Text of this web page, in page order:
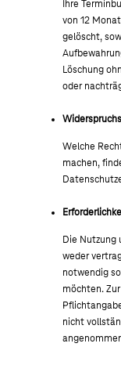
Ihre
von 12
gelöscht,
Löschung
oder
Welche
machen,
Die Nutzung
weder
notwendig
möchten.
nicht